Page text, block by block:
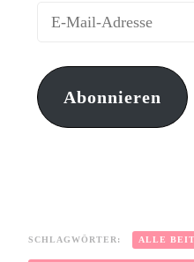
Abonnieren
SCHLAGWÖRTER: ALLE